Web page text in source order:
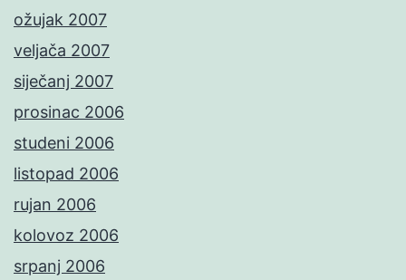
ožujak 2007
veljača 2007
siječanj 2007
prosinac 2006
studeni 2006
listopad 2006
rujan 2006
kolovoz 2006
srpanj 2006